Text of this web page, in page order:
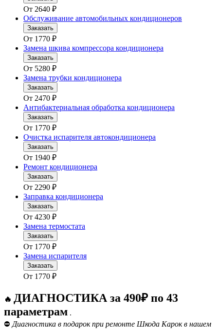
От 2640 ₽
Обслуживание автомобильных кондиционеров
Заказать
От 1770 ₽
Замена шкива компрессора кондиционера
Заказать
От 5280 ₽
Замена трубки кондиционера
Заказать
От 2470 ₽
Антибактериальная обработка кондиционера
Заказать
От 1770 ₽
Очистка испарителя автокондиционера
Заказать
От 1940 ₽
Ремонт кондиционера
Заказать
От 2290 ₽
Заправка кондиционера
Заказать
От 4230 ₽
Замена термостата
Заказать
От 1770 ₽
Замена испарителя
Заказать
От 1770 ₽
🔥 ДИАГНОСТИКА за 490₽ по 43
параметрам .
⛔ Диагностика в подарок при ремонте Шкода Карок в нашем